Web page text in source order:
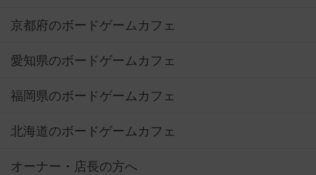
京都府のボードゲームカフェ
愛知県のボードゲームカフェ
福岡県のボードゲームカフェ
北海道のボードゲームカフェ
オーナー・店長の方へ